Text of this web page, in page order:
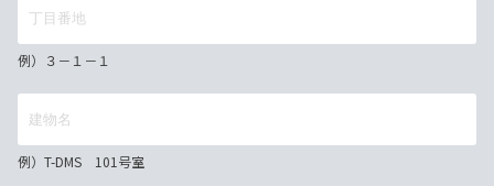
例）３－１－１
例）T-DMS 101号室